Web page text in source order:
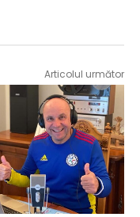
Articolul următor